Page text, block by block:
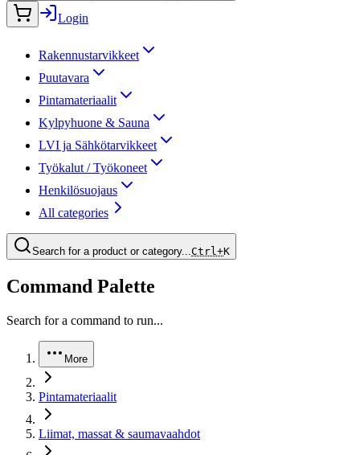
Login
Rakennustarvikkeet
Puutavara
Pintamateriaalit
Kylpyhuone & Sauna
LVI ja Sähkötarvikkeet
Työkalut / Työkoneet
Henkilösuojaus
All categories
Search for a product or category...Ctrl+K
Command Palette
Search for a command to run...
More
Pintamateriaalit
Liimat, massat & saumavaahdot